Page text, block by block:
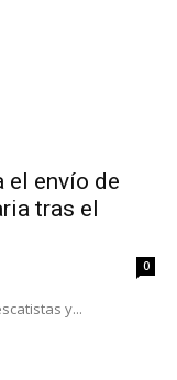
el envío de
tras el
0
y...